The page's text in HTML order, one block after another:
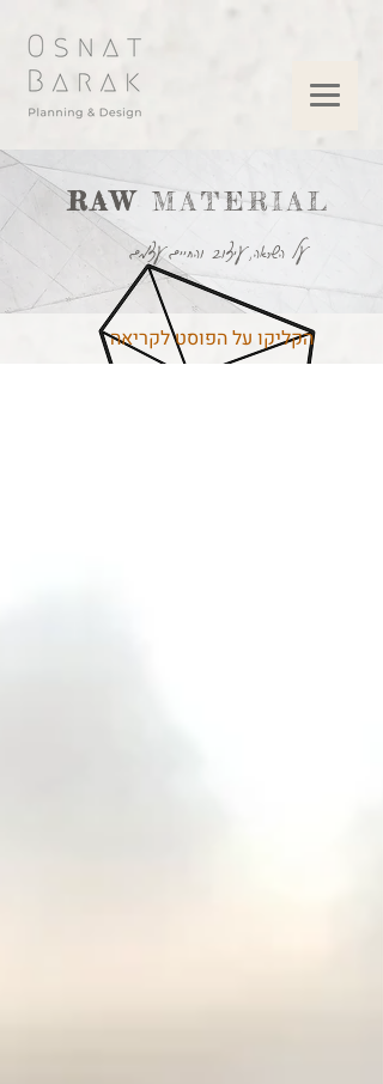
RAW MATERIAL
על השראה, עיצוב והחיים עצמם
הקליקו על הפוסט לקריאה